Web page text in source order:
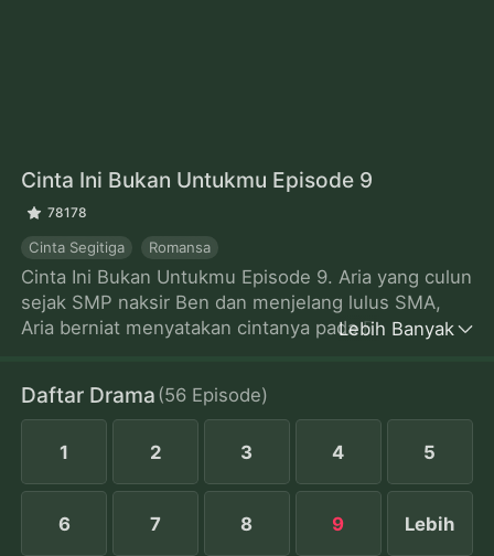
Cinta Ini Bukan Untukmu Episode 9
78178
Cinta Segitiga Romansa
Cinta Ini Bukan Untukmu Episode 9. Aria yang culun
sejak SMP naksir Ben dan menjelang lulus SMA,
Aria berniat menyatakan cintanya pada Ben.
tanpa sengaja bertemu Miles, kakak dari Ben. Miles
yang tertarik pada Aria menawarkannya cara
menggoda Ben agar jatuh cinta padanya. Saat Ben
mulai jatuh hati, justru Aria yang bimbang, siapa
Lebih Banyak
Daftar Drama (56 Episode)
1 2 3 4 5
6 7 8 9 Lebih